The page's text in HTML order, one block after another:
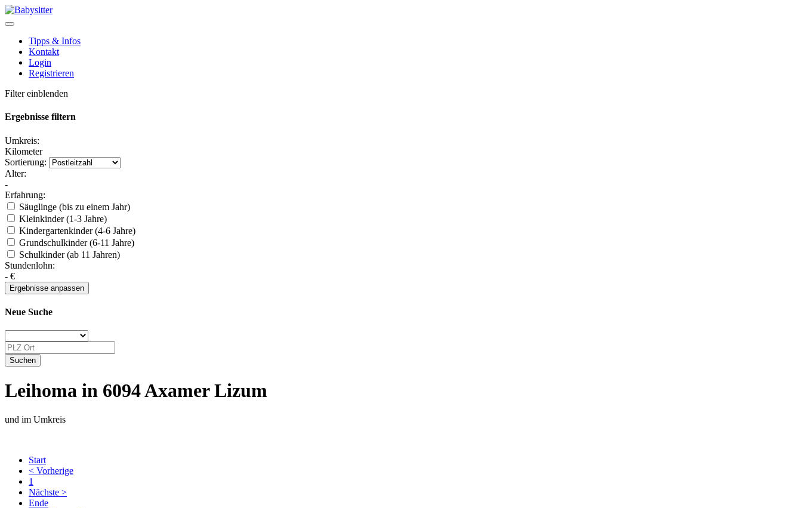
Tipps & Infos
Kontakt
Login
Registrieren
Filter einblenden
Ergebnisse filtern
Umkreis:
Kilometer
Sortierung:
Alter:
-
Erfahrung:
Säuglinge (bis zu einem Jahr)
Kleinkinder (1-3 Jahre)
Kindergartenkinder (4-6 Jahre)
Grundschulkinder (6-11 Jahre)
Schulkinder (ab 11 Jahren)
Stundenlohn:
- €
Neue Suche
Leihoma in 6094 Axamer Lizum
und im Umkreis
Start
< Vorherige
1
Nächste >
Ende